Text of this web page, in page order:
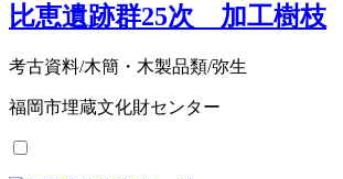
比恵遺跡群25次 加工樹枝
考古資料/木簡・木製品類/弥生
福岡市埋蔵文化財センター